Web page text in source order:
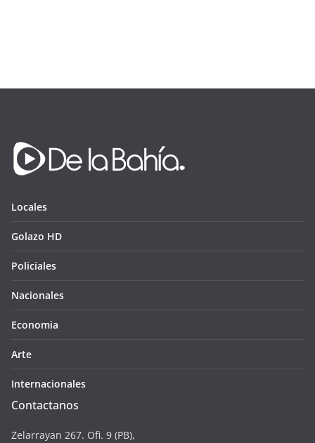
Locales
Golazo HD
Policiales
Nacionales
Economia
Arte
Internacionales
Contactanos
Zelarrayan 267. Ofi. 9 (PB),